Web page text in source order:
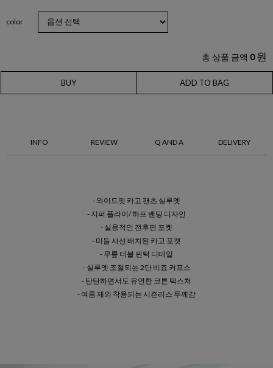
color
총 상품 금액 0 원
BUY ADD TO BAG
INFO REVIEW Q AND A DELIVERY
- 와이드핏 카고 팬츠 실루엣
- 지퍼 플라이/ 하프 밴딩 디자인
- 실용적인 전후면 포켓
- 미들 사선 배치된 카고 포켓
- 무릎 더블 핀턱 디테일
- 실루엣 조절되는 2단 비죠 커프스
- 탄탄하면서도 유연한 코튼 텍스쳐
- 여름 제외 착용되는 시즌리스 두께감